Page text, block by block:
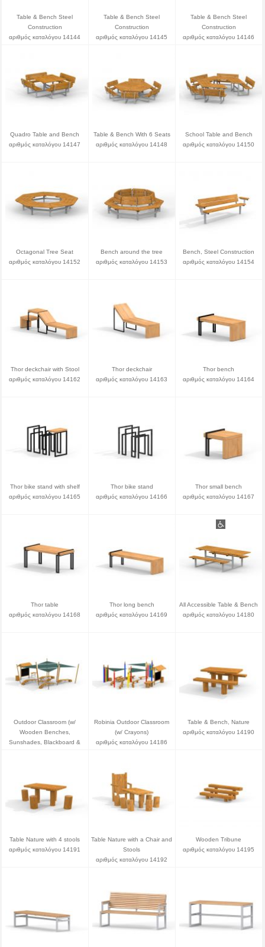
Table & Bench Steel
Construction
αριθμός καταλόγου 14144
Table & Bench Steel
Construction
αριθμός καταλόγου 14145
Table & Bench Steel
Construction
αριθμός καταλόγου 14146
Quadro Table and Bench
αριθμός καταλόγου 14147
Table & Bench With 6 Seats
αριθμός καταλόγου 14148
School Table and Bench
αριθμός καταλόγου 14150
Octagonal Tree Seat
αριθμός καταλόγου 14152
Bench around the tree
αριθμός καταλόγου 14153
Bench, Steel Construction
αριθμός καταλόγου 14154
Thor deckchair with Stool
αριθμός καταλόγου 14162
Thor deckchair
αριθμός καταλόγου 14163
Thor bench
αριθμός καταλόγου 14164
Thor bike stand with shelf
αριθμός καταλόγου 14165
Thor bike stand
αριθμός καταλόγου 14166
Thor small bench
αριθμός καταλόγου 14167
Thor table
αριθμός καταλόγου 14168
Thor long bench
αριθμός καταλόγου 14169
All Accessible Table & Bench
αριθμός καταλόγου 14180
Outdoor Classroom (w/
Wooden Benches,
Sunshades, Blackboard &
Robinia Outdoor Classroom
(w/ Crayons)
αριθμός καταλόγου 14186
Table & Bench, Nature
αριθμός καταλόγου 14190
Table Nature with 4 stools
αριθμός καταλόγου 14191
Table Nature with a Chair and
Stools
αριθμός καταλόγου 14192
Wooden Tribune
αριθμός καταλόγου 14195